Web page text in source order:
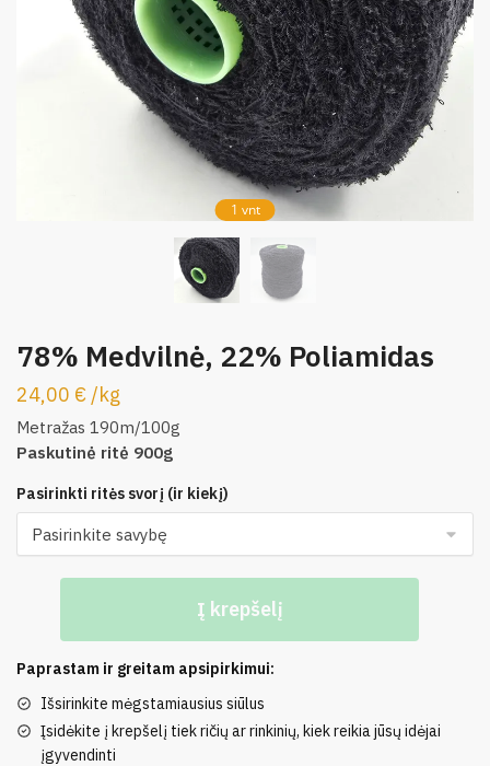
1 vnt
78% Medvilnė, 22% Poliamidas
24,00 € /kg
Metražas 190m/100g
Paskutinė ritė 900g
Pasirinkti ritės svorį (ir kiekį)
Medvilnė,
22%
Poliamidas
Į krepšelį
Paprastam ir greitam apsipirkimui:
Išsirinkite mėgstamiausius siūlus
Įsidėkite į krepšelį tiek ričių ar rinkinių, kiek reikia jūsų idėjai
įgyvendinti